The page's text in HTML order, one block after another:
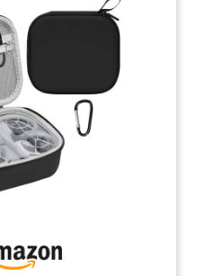
la batterie de vol intelligente et
le contrôleur contre les
dommages et les rayures
stockage. Grande capacité : le
compartiment a été
spécialement conçu pour les
télécommandes RC-N1C. Pas
besoin de retirer les joysticks
pour un stockage rapide Il peut
stocker dji mini 4K/mini 2 se,
télécommande DJI RC-N1C,
batterie de vol intelligente,
est résistant à la pluie, à l'usure,